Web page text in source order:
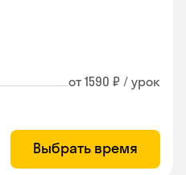
от 1590 ₽ / урок
Выбрать время